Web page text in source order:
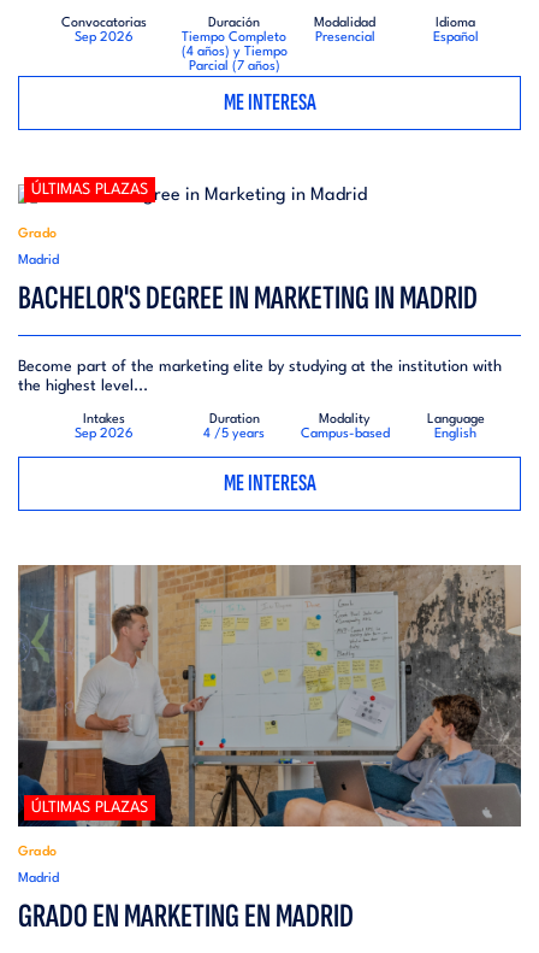
Convocatorias
Sep 2026
Duración
Tiempo Completo
(4 años) y Tiempo
Parcial (7 años)
Modalidad
Presencial
Idioma
Español
ME INTERESA
ÚLTIMAS PLAZAS
Grado
Madrid
BACHELOR'S DEGREE IN MARKETING IN MADRID
Become part of the marketing elite by studying at the institution with
the highest level...
Intakes
Sep 2026
Duration
4 /5 years
Modality
Campus-based
Language
English
ME INTERESA
ÚLTIMAS PLAZAS
Grado
Madrid
GRADO EN MARKETING EN MADRID